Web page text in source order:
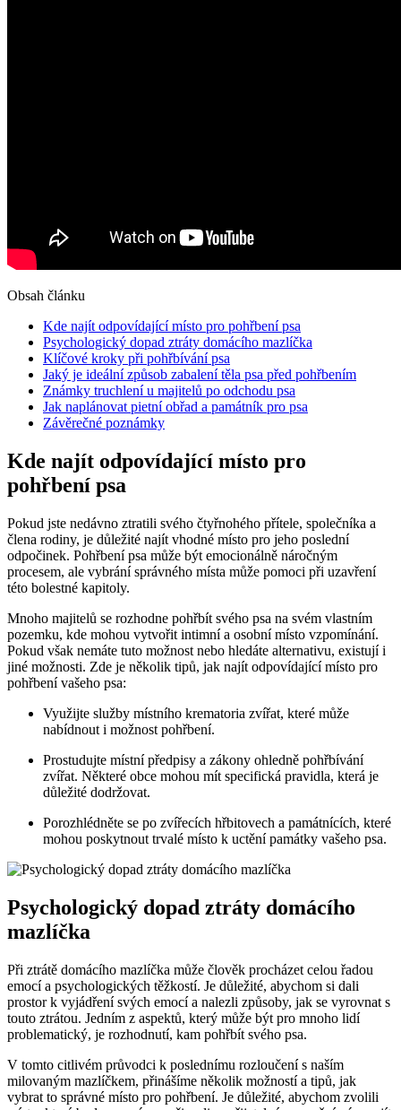
Obsah článku
Kde najít odpovídající místo pro pohřbení psa
Psychologický dopad ztráty domácího mazlíčka
Klíčové kroky při pohřbívání psa
Jaký je ideální způsob zabalení těla psa před pohřbením
Známky truchlení u majitelů po odchodu psa
Jak naplánovat pietní obřad a památník pro psa
Závěrečné poznámky
Kde najít odpovídající místo pro
pohřbení psa
Pokud jste nedávno ztratili svého čtyřnohého přítele, společníka a
člena rodiny, je důležité najít vhodné místo pro jeho poslední
odpočinek. Pohřbení psa může být emocionálně náročným
procesem, ale vybrání správného místa může pomoci při uzavření
této bolestné kapitoly.
Mnoho majitelů se rozhodne pohřbít svého psa na svém vlastním
pozemku, kde mohou vytvořit intimní a osobní místo vzpomínání.
Pokud však nemáte tuto možnost nebo hledáte alternativu, existují i
jiné možnosti. Zde je několik tipů, jak najít odpovídající místo pro
pohřbení vašeho psa:
Využijte služby místního krematoria zvířat, které může
nabídnout i možnost pohřbení.
Prostudujte místní předpisy a zákony ohledně pohřbívání
zvířat. Některé obce mohou mít specifická pravidla, která je
důležité dodržovat.
Porozhlédněte se po zvířecích hřbitovech a památnících, které
mohou poskytnout trvalé místo k uctění památky vašeho psa.
Psychologický dopad ztráty domácího
mazlíčka
Při ztrátě domácího mazlíčka může člověk procházet celou řadou
emocí a psychologických těžkostí. Je důležité, abychom si dali
prostor k vyjádření svých emocí a nalezli způsoby, jak se vyrovnat s
touto ztrátou. Jedním z aspektů, který může být pro mnoho lidí
problematický, je rozhodnutí, kam pohřbít svého psa.
V tomto citlivém průvodci k poslednímu rozloučení s naším
milovaným mazlíčkem, přinášíme několik možností a tipů, jak
vybrat to správné místo pro pohřbení. Je důležité, abychom zvolili